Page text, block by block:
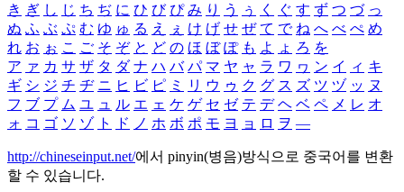
き ぎ し じ ち ぢ に ひ び ぴ み り う ぅ く ぐ す ず つ づ っ
ぬ ふ ぶ ぷ む ゆ ゅ る え ぇ け げ せ ぜ て で ね へ べ ぺ め
れ お ぉ こ ご そ ぞ と ど の ほ ぼ ぽ も よ ょ ろ を
ア ァ カ サ ザ タ ダ ナ ハ バ パ マ ヤ ャ ラ ワ ヮ ン イ ィ キ
ギ シ ジ チ ヂ ニ ヒ ビ ピ ミ リ ウ ゥ ク グ ス ズ ツ ヅ ッ ヌ
フ ブ プ ム ユ ュ ル エ ェ ケ ゲ セ ゼ テ デ ヘ ベ ペ メ レ オ
ォ コ ゴ ソ ゾ ト ド ノ ホ ボ ポ モ ヨ ョ ロ ヲ ―
http://chineseinput.net/에서 pinyin(병음)방식으로 중국어를 변환
할 수 있습니다.